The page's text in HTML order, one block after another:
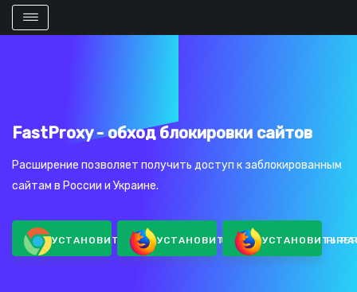
FastProxy - обход блокировки сайтов
Расширение позволяет получить доступ к заблокированным
сайтам в России и Украине.
УСТАНОВИТЬ РАСШИРЕНИЕ В GOOGLE CHROME
УСТАНОВИТЬ РАСШИРЕНИЕ В
УСТАНОВИТЬ